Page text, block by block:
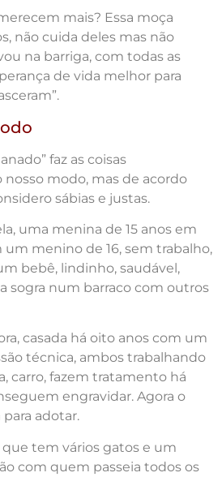
mais? Essa moça
não cuida deles mas não
na barriga, com todas as
de vida melhor para
faz as coisas
modo, mas de acordo
sábias e justas.
uma menina de 15 anos em
menino de 16, sem trabalho,
bebê, lindinho, saudável,
sogra num barraco com outros
casada há oito anos com um
técnica, ambos trabalhando
carro, fazem tratamento há
engravidar. Agora o
adotar.
que tem vários gatos e um
com quem passeia todos os